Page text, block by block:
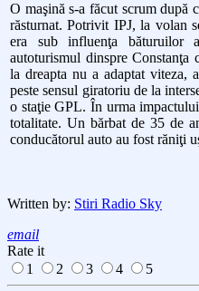
O maşină s-a făcut scrum după
răsturnat. Potrivit IPJ, la volan
era sub influenţa băturuilor
autoturismul dinspre
la dreapta nu a adaptat viteza,
peste sensul giratoriu de la
o staţie GPL. În urma
totalitate. Un bărbat de 35 de
conducătorul auto au fost răniţi
Written by: Stiri Radio Sky
email
Rate it
1
2 3 4 5